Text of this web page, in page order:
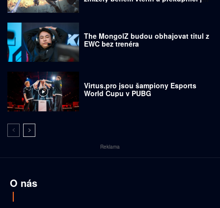
The MongolZ budou obhajovat titul z
EWC bez trenéra
Virtus.pro jsou šampiony Esports
World Cupu v PUBG
Reklama
O nás